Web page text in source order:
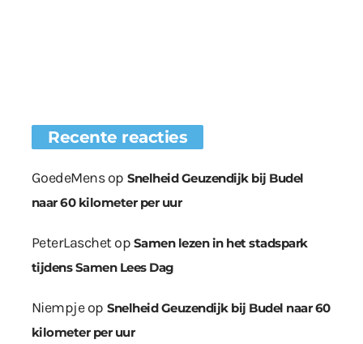
Recente reacties
GoedeMensop Snelheid Geuzendijk bij Budel
naar 60 kilometer per uur
PeterLaschetop Samen lezen in het stadspark
tijdens Samen Lees Dag
Niempjeop Snelheid Geuzendijk bij Budel naar 60
kilometer per uur